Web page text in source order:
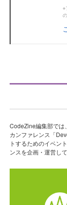
※
CodeZine編集部では
カンファレンス「
トするためのイベン
ンスを企画・運営して